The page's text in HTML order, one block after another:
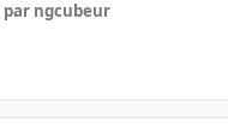
par ngcubeur